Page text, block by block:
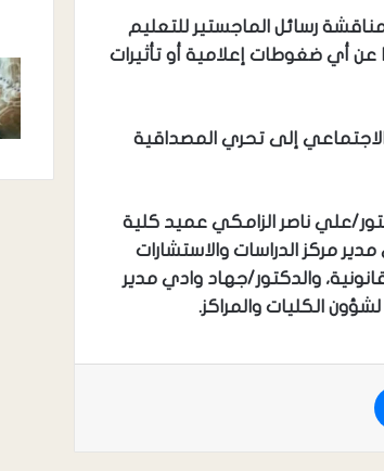
رسائل الماجستير للتعليم
أي ضغوطات إعلامية أو تأثيرات
إلى تحري المصداقية
علي ناصر الزامكي عميد كلية
مركز الدراسات والاستشارات
والدكتور/جهاد وادي مدير
لشؤون الكليات والمراكز.